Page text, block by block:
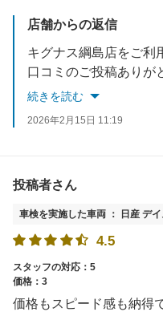
店舗からの返信
口コミのご投稿ありが
満点5のご評価をいた
続きを読む
2026年2月15日 11:19
投稿者さん
車検を実施した車両 ： 日産 デ
4.5
スタッフの対応：5
価格：3
価格もスピード感も納得